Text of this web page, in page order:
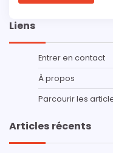
Liens
Entrer en contact
À propos
Parcourir les
Articles récents